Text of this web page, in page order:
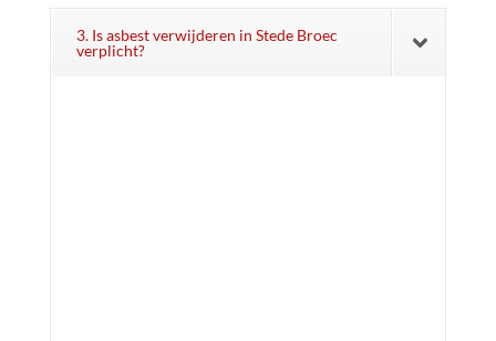
3. Is asbest verwijderen in Stede Broec
verplicht?